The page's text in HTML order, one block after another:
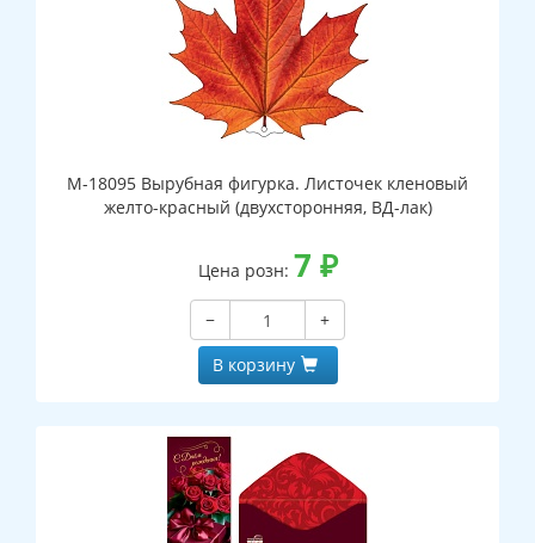
М-18095 Вырубная фигурка. Листочек кленовый
желто-красный (двухсторонняя, ВД-лак)
Цена розн: 7 ₽
−
+
В корзину